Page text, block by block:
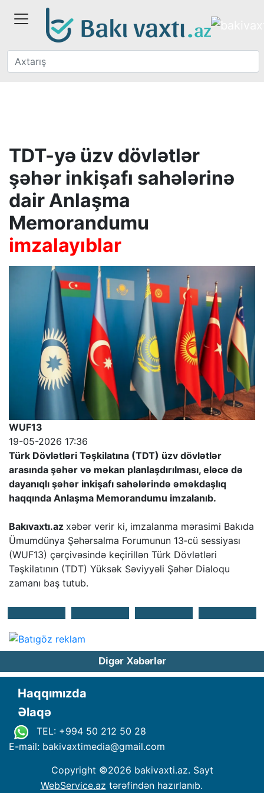
TDT-yə üzv dövlətlər
şəhər inkişafı sahələrinə
dair Anlaşma
Memorandumu
imzalayıblar
WUF13
19-05-2026 17:36
Türk Dövlətləri Təşkilatına (TDT) üzv dövlətlər
arasında şəhər və məkan planlaşdırılması, eləcə də
dayanıqlı şəhər inkişafı sahələrində əməkdaşlıq
haqqında Anlaşma Memorandumu imzalanıb.
Bakıvaxtı.az xəbər verir ki, imzalanma mərasimi Bakıda
Ümumdünya Şəhərsalma Forumunun 13‑cü sessiyası
(WUF13) çərçivəsində keçirillən Türk Dövlətləri
Təşkilatının (TDT) Yüksək Səviyyəli Şəhər Dialoqu
zamanı baş tutub.
Digər Xəbərlər
Haqqımızda
Əlaqə
TEL: +994 50 212 50 28
E-mail: bakivaxtimedia@gmail.com
Copyright ©2026 bakivaxti.az. Sayt
WebService.az tərəfindən hazırlanıb.